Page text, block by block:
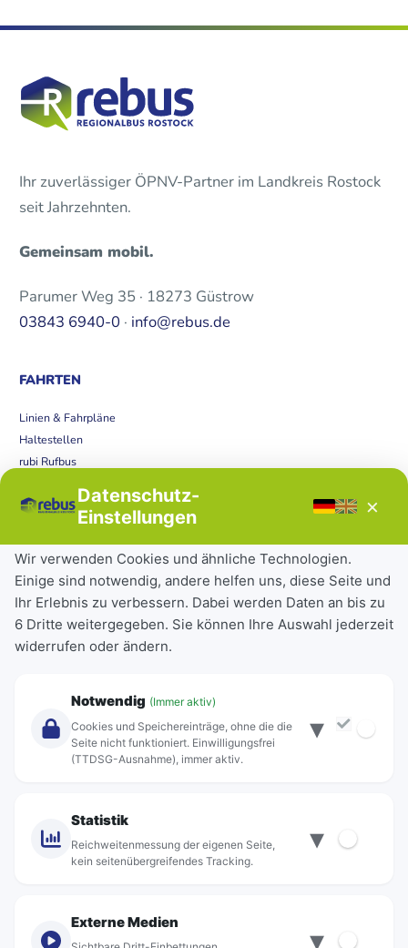
Ihr zuverlässiger ÖPNV-Partner im Landkreis Rostock
seit Jahrzehnten.
Gemeinsam mobil.
Parumer Weg 35 · 18273 Güstrow
03843 6940-0 · info@rebus.de
FAHRTEN
Linien & Fahrpläne
Haltestellen
rubi Rufbus
Störungen
Tickets & Tarife
Deutschlandticket
Schülerkarte
Einzeltickets
Abonnements
Über Rebus
Standorte
Datenschutz-
Einstellungen
×
Wir verwenden Cookies und ähnliche Technologien.
Einige sind notwendig, andere helfen uns, diese Seite und
Ihr Erlebnis zu verbessern. Dabei werden Daten an bis zu
6 Dritte weitergegeben. Sie können Ihre Auswahl jederzeit
widerrufen oder ändern.
Notwendig (Immer aktiv)
Cookies und Speichereinträge, ohne die die
Seite nicht funktioniert. Einwilligungsfrei
(TTDSG-Ausnahme), immer aktiv.
▾
Statistik
Reichweitenmessung der eigenen Seite,
kein seitenübergreifendes Tracking.
▾
Externe Medien
▾